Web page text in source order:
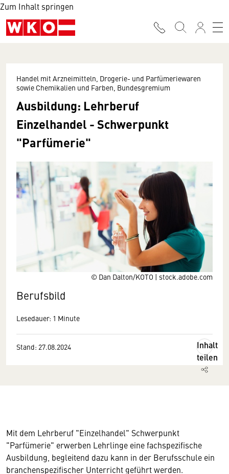
Zum Inhalt springen
© Dan Dalton/KOTO | stock.adobe.com
Handel mit Arzneimitteln, Drogerie- und Parfümeriewaren
sowie Chemikalien und Farben, Bundesgremium
Ausbildung: Lehrberuf
Einzelhandel - Schwerpunkt
"Parfümerie"
Berufsbild
Lesedauer: 1 Minute
Stand: 27.08.2024
Inhalt
teilen
Mit dem Lehrberuf "Einzelhandel" Schwerpunkt
"Parfümerie" erwerben Lehrlinge eine fachspezifische
Ausbildung, begleitend dazu kann in der Berufsschule ein
branchenspezifischer Unterricht geführt werden.